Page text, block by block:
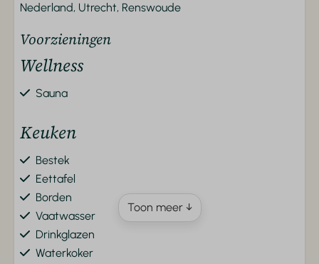
Nederland, Utrecht, Renswoude
Voorzieningen
Wellness
Sauna
Keuken
Bestek
Eettafel
Borden
Vaatwasser
Drinkglazen
Waterkoker
Toon meer ↓